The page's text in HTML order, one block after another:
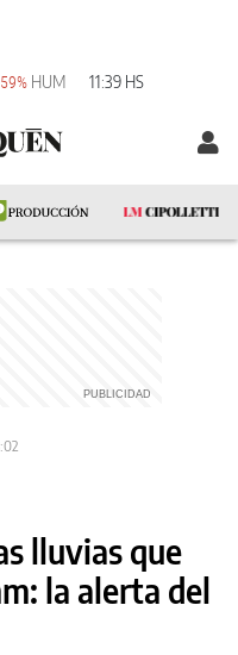
59% HUM 11:39 HS
lluvias que
la alerta del